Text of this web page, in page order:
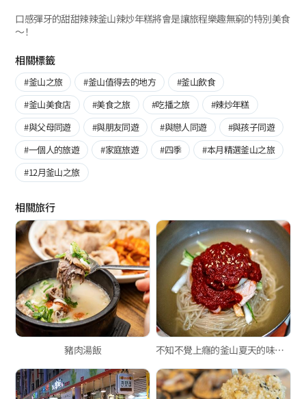
口感彈牙的甜甜辣辣釜山辣炒年糕將會是讓旅程樂趣無窮的特別美食
～！
相關標籤
#釜山之旅 #釜山值得去的地方
#釜山飲食
#釜山美食店
#美食之旅 #吃播之旅
#辣炒年糕
#與父母同遊
#與朋友同遊 #與戀人同遊
#與孩子同遊
#一個人的旅遊
#家庭旅遊 #四季
#本月精選釜山之旅
#12月釜山之旅
相關旅行
豬肉湯飯 不知不覺上癮的釜山夏天的味道——小麥麵